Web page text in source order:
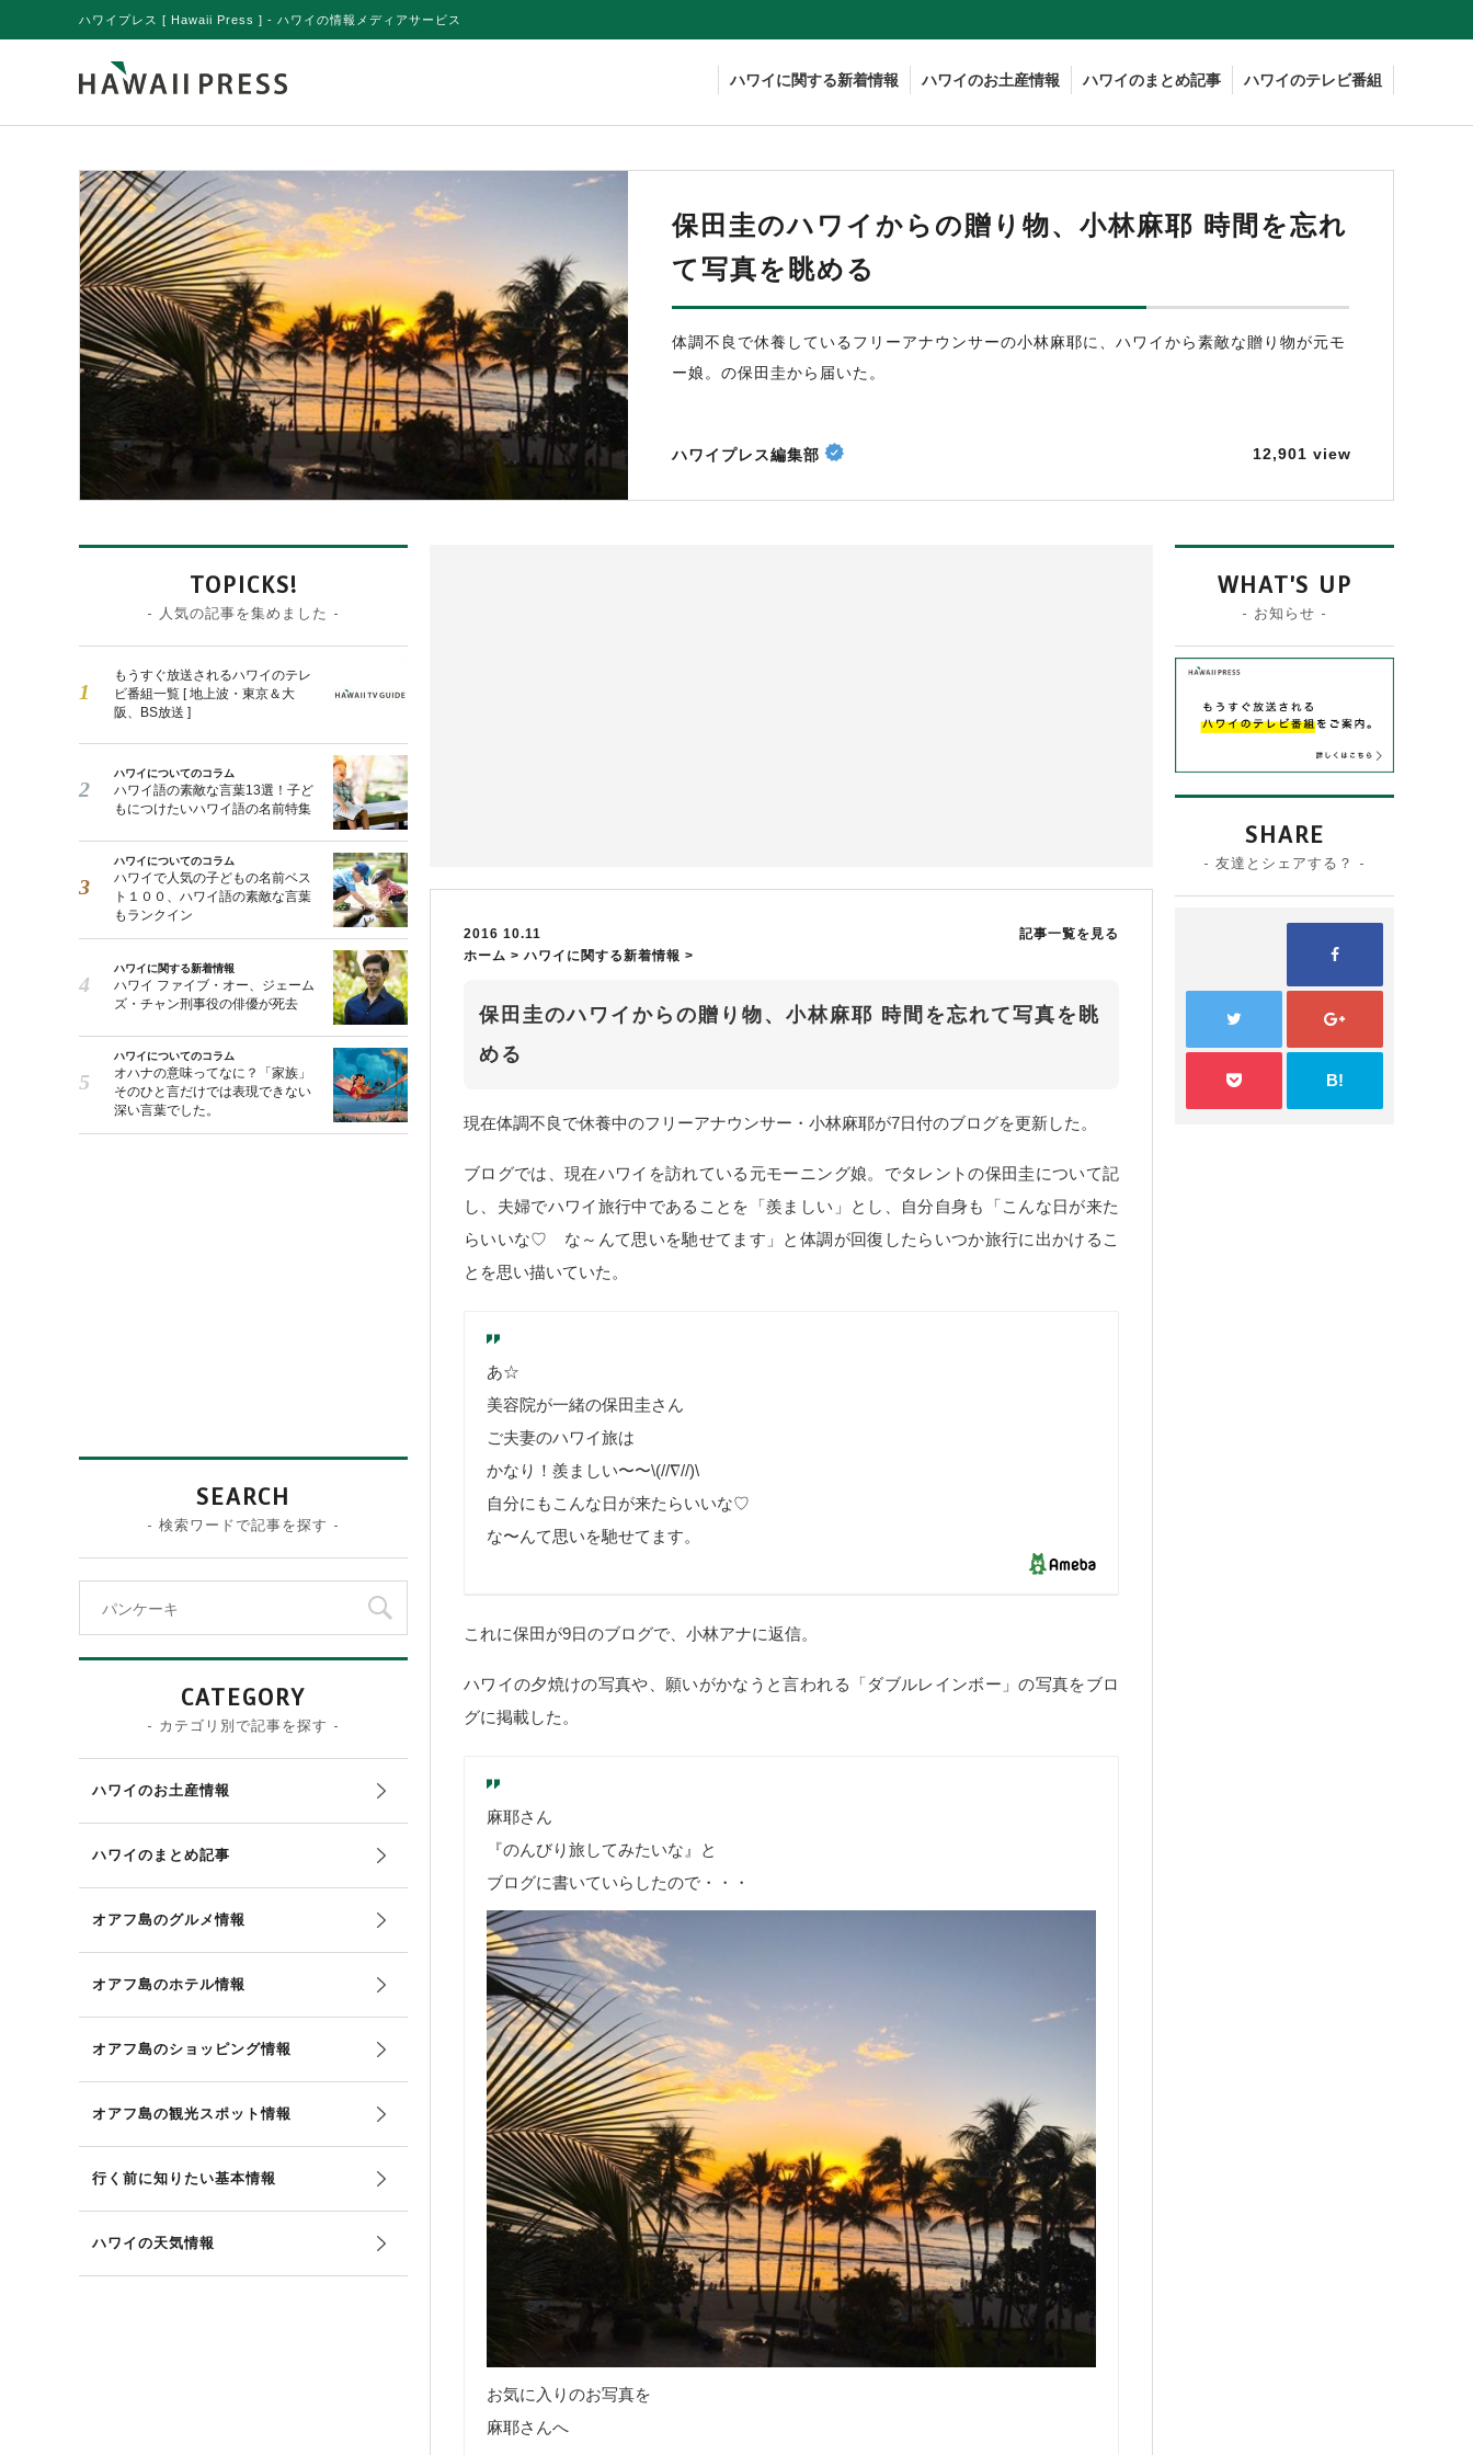
ハワイプレス [ Hawaii Press ] - ハワイの情報メディアサービス
ハワイに関する新着情報 ハワイのお土産情報 ハワイのまとめ記事 ハワイのテレビ番組
保田圭のハワイからの贈り物、小林麻耶 時間を忘れ
て写真を眺める
体調不良で休養しているフリーアナウンサーの小林麻耶に、ハワイから素敵な贈り物が元モ
ー娘。の保田圭から届いた。
ハワイプレス編集部 12,901
2016 10.11
記事一覧を見る
ホーム > ハワイに関する新着情報 >
保田圭のハワイからの贈り物、小林麻耶 時間を忘れて写真を眺
める
現在体調不良で休養中のフリーアナウンサー・小林麻耶が7日付のブログを更新した。
ブログでは、現在ハワイを訪れている元モーニング娘。でタレントの保田圭について記
し、夫婦でハワイ旅行中であることを「羨ましい」とし、自分自身も「こんな日が来た
らいいな♡ な～んて思いを馳せてます」と体調が回復したらいつか旅行に出かけるこ
とを思い描いていた。
あ☆
美容院が一緒の保田圭さん
ご夫妻のハワイ旅は
かなり！羨ましい〜〜\(//∇//)\
自分にもこんな日が来たらいいな♡
な〜んて思いを馳せてます。
これに保田が9日のブログで、小林アナに返信。
ハワイの夕焼けの写真や、願いがかなうと言われる「ダブルレインボー」の写真をブロ
グに掲載した。
麻耶さん
『のんびり旅してみたいな』と
ブログに書いていらしたので・・・
お気に入りのお写真を
麻耶さんへ
WHAT'S UP
- お知らせ -
SHARE
- 友達とシェアする？ -
B!
TOPICKS!
- 人気の記事を集めました -
もうすぐ放送されるハワイのテレ
ビ番組一覧 [ 地上波・東京＆大
阪、BS放送 ]
ハワイについてのコラム
ハワイ語の素敵な言葉13選！子ど
もにつけたいハワイ語の名前特集
ハワイについてのコラム
ハワイで人気の子どもの名前ベス
ト１００、ハワイ語の素敵な言葉
もランクイン
ハワイに関する新着情報
ハワイ ファイブ・オー、ジェーム
ズ・チャン刑事役の俳優が死去
ハワイについてのコラム
オハナの意味ってなに？「家族」
そのひと言だけでは表現できない
深い言葉でした。
SEARCH
- 検索ワードで記事を探す -
CATEGORY
- カテゴリ別で記事を探す -
ハワイのお土産情報
ハワイのまとめ記事
オアフ島のグルメ情報
オアフ島のホテル情報
オアフ島のショッピング情報
オアフ島の観光スポット情報
行く前に知りたい基本情報
ハワイの天気情報